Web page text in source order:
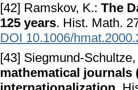
[42] Ramskov, K.: The
125 years. Hist. Math.
DOI 10.1006/
[43] Siegmund-
mathematical journals